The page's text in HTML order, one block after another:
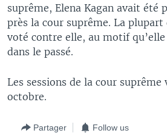
suprême, Elena Kagan avait été
près la cour suprême. La
voté contre elle, au motif qu’elle
dans le passé.
Les sessions de la cour
octobre.
Partager Follow us